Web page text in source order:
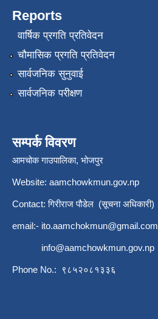
Reports
वार्षिक प्रगति प्रतिवेदन
चौमासिक प्रगति प्रतिवेदन
सार्वजनिक सुनुवाई
सार्वजनिक परीक्षण
सम्पर्क विवरण
आमचोक गाउपालिका, भोजपुर
Website: aamchowkmun.gov.np
Contact: गिरीराज पौडेल (सूचना अधिकारी)
email:- ito.aamchokmun@gmail.com
info@aamchowkmun.gov.np
Phone No.: ९८५२०८१३३६